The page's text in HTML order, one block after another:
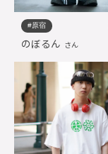
#原宿
のぼるん さん